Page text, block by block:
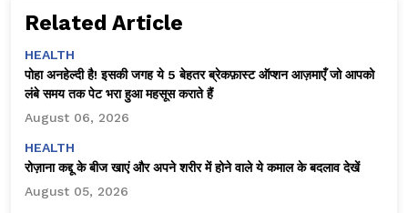
Related Article
HEALTH
पोहा अनहेल्दी है! इसकी जगह ये 5 बेहतर ब्रेकफ़ास्ट ऑप्शन आज़माएँ जो आपको
लंबे समय तक पेट भरा हुआ महसूस कराते हैं
August 06, 2026
HEALTH
रोज़ाना कद्दू के बीज खाएं और अपने शरीर में होने वाले ये कमाल के बदलाव देखें
August 05, 2026